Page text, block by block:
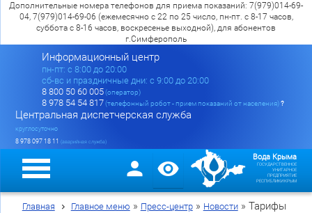
Дополнительные номера телефонов для приема показаний: 7(979)014-69-
04, 7(979)014-69-06 (ежемесячно с 22 по 25 число, пн-пт. с 8-17 часов,
суббота с 8-16 часов, воскресенье выходной), для абонентов
г.Симферополь
Информационный центр
пн-пт: c 8:00 до 20:00
сб-вс и праздничные дни: с 9:00 до 20:00
8 800 50 60 005(оператор)
8 978 54 54 817(телефонный робот - прием показаний от населения)?
Центральная диспетчерская служба
круглосуточно
8 978 097 18 11 (аварийная служба)
Вода Крыма
ГОСУДАРСТВЕННОЕ
УНИТАРНОЕ
ПРЕДПРИЯТИЕ
РЕСПУБЛИКИ КРЫМ
Главная Главное меню » Пресс-центр» Новости» Тарифы